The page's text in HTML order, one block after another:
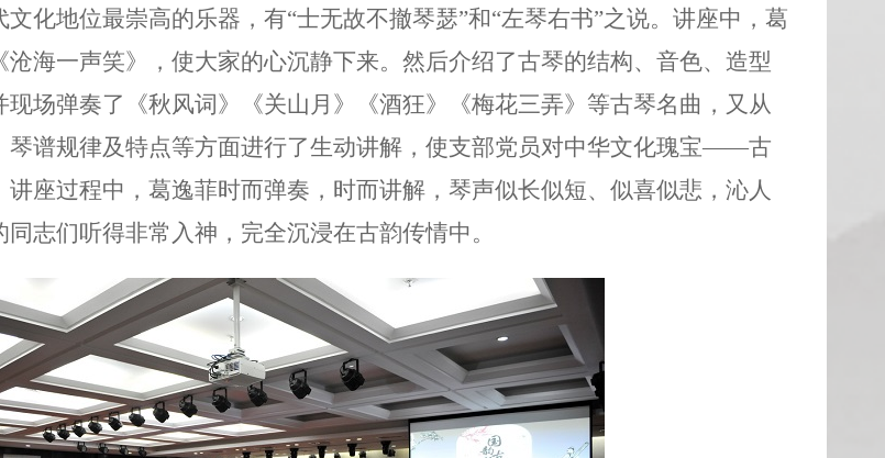
化地位最崇高的乐器，有“士无故不撤琴瑟”和“左琴右书”之说。讲座中，葛
海一声笑》，使大家的心沉静下来。然后介绍了古琴的结构、音色、造型
场弹奏了《秋风词》《关山月》《酒狂》《梅花三弄》等古琴名曲，又从
琴谱规律及特点等方面进行了生动讲解，使支部党员对中华文化瑰宝——古
座过程中，葛逸菲时而弹奏，时而讲解，琴声似长似短、似喜似悲，沁人
志们听得非常入神，完全沉浸在古韵传情中。